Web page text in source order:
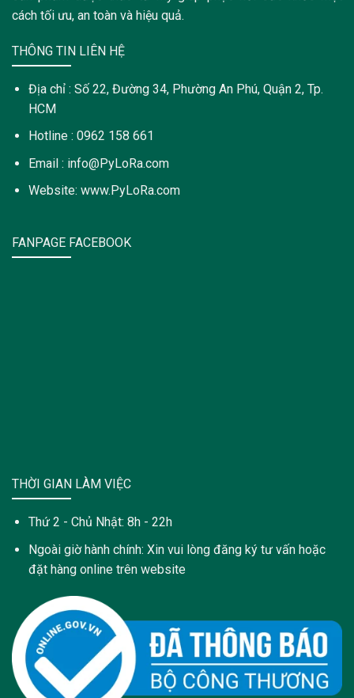
cách tối ưu, an toàn và hiệu quả.
THÔNG TIN LIÊN HỆ
Địa chỉ : Số 22, Đường 34, Phường An Phú, Quận 2, Tp.
HCM
Hotline : 0962 158 661
Email : info@PyLoRa.com
Website: www.PyLoRa.com
FANPAGE FACEBOOK
THỜI GIAN LÀM VIỆC
Thứ 2 - Chủ Nhật: 8h - 22h
Ngoài giờ hành chính: Xin vui lòng đăng ký tư vấn hoặc
đặt hàng online trên website